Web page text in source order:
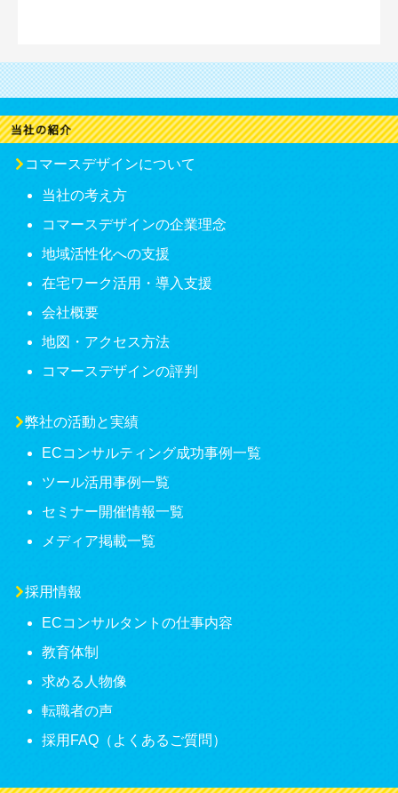
コマースデザインについて
当社の考え方
コマースデザインの企業理念
地域活性化への支援
在宅ワーク活用・導入支援
会社概要
地図・アクセス方法
コマースデザインの評判
弊社の活動と実績
ECコンサルティング成功事例一覧
ツール活用事例一覧
セミナー開催情報一覧
メディア掲載一覧
採用情報
ECコンサルタントの仕事内容
教育体制
求める人物像
転職者の声
採用FAQ（よくあるご質問）